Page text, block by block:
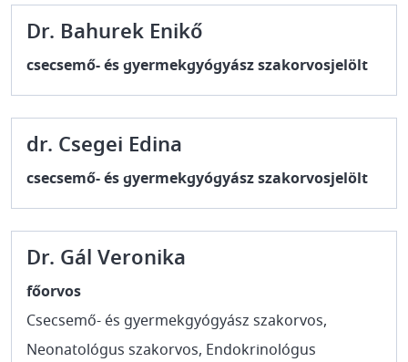
Dr. Bahurek Enikő
csecsemő- és gyermekgyógyász szakorvosjelölt
dr. Csegei Edina
csecsemő- és gyermekgyógyász szakorvosjelölt
Dr. Gál Veronika
főorvos
Csecsemő- és gyermekgyógyász szakorvos,
Neonatológus szakorvos, Endokrinológus